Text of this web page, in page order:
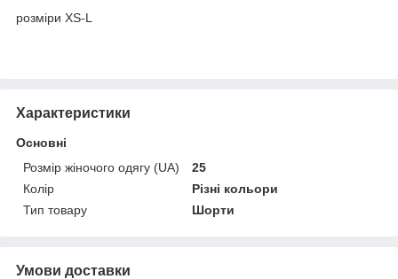
розміри XS-L
Характеристики
Основні
Розмір жіночого одягу (UA)
25
Колір
Різні кольори
Тип товару
Шорти
Умови доставки